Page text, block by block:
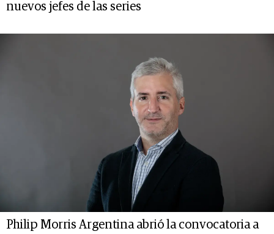
nuevos jefes de las series
Philip Morris Argentina abrió la convocatoria a